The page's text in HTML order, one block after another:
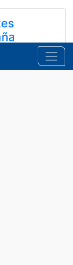
・山岳遭難の防